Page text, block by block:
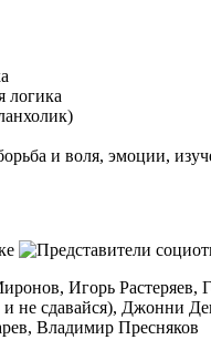
логика
и воля, эмоции,
Игорь
и не сдавайся),
Владимир Пресняков